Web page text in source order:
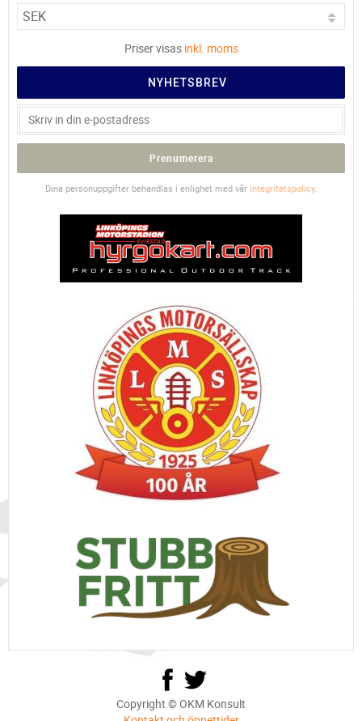
Priser visas inkl. moms
NYHETSBREV
Prenumerera
Dina personuppgifter behandlas i enlighet med vår integritetspolicy.
Copyright © OKM Konsult